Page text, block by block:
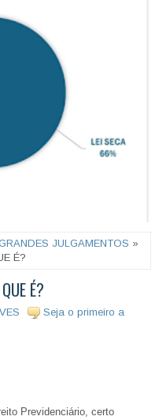
JULGAMENTOS »
É?
É?
Seja o primeiro a
Previdenciário, certo